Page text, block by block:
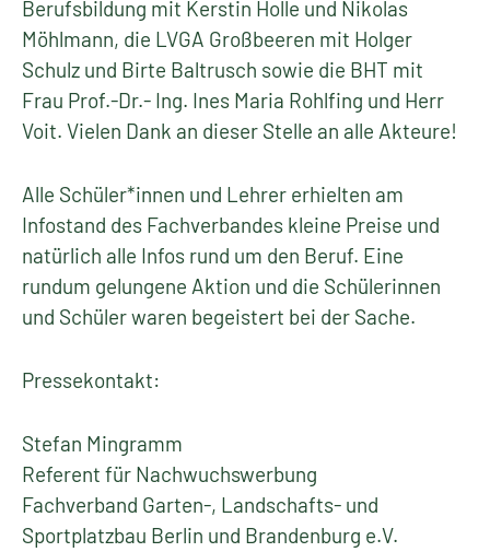
Berufsbildung mit Kerstin Holle und Nikolas
Möhlmann, die LVGA Großbeeren mit Holger
Schulz und Birte Baltrusch sowie die BHT mit
Frau Prof.-Dr.- Ing. Ines Maria Rohlfing und Herr
Voit. Vielen Dank an dieser Stelle an alle Akteure!
Alle Schüler*innen und Lehrer erhielten am
Infostand des Fachverbandes kleine Preise und
natürlich alle Infos rund um den Beruf. Eine
rundum gelungene Aktion und die Schülerinnen
und Schüler waren begeistert bei der Sache.
Pressekontakt:
Stefan Mingramm
Referent für Nachwuchswerbung
Fachverband Garten-, Landschafts- und
Sportplatzbau Berlin und Brandenburg e.V.